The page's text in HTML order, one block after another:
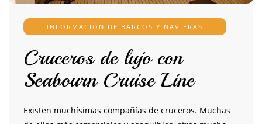
INFORMACIÓN DE BARCOS Y NAVIERAS
Cruceros de lujo con
Seabourn Cruise Line
Existen muchísimas compañías de cruceros. Muchas